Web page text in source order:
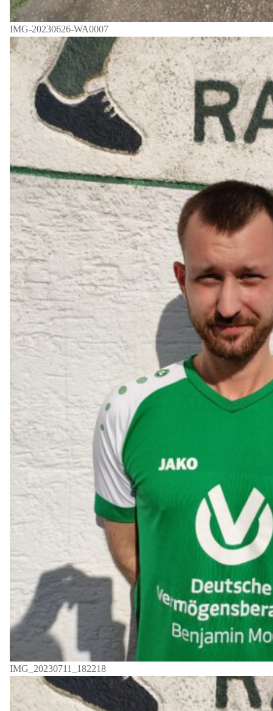
IMG-20230626-WA0007
IMG_20230711_182218